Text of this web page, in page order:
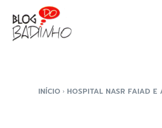
INÍCIO HOSPITAL NASR FAIAD E